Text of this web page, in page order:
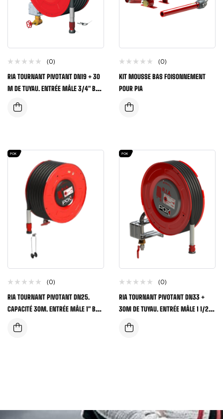
(0)
RIA TOURNANT PIVOTANT DN19 + 30
M DE TUYAU. ENTRÉE MÂLE 3/4″ BSP.
VANNE 1/4 TOUR
(0)
KIT MOUSSE BAS FOISONNEMENT
POUR PIA
POK
(0)
RIA TOURNANT PIVOTANT DN25.
CAPACITÉ 30M. ENTRÉE MÂLE 1″ BSP.
VANNE 1/4 TOUR. SO
POK
(0)
RIA TOURNANT PIVOTANT DN33 +
30M DE TUYAU. ENTRÉE MÂLE 1 1/2″
BSP. VANNE À VOLAN